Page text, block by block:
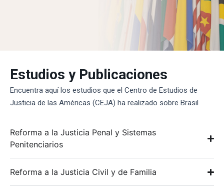
Estudios y Publicaciones
Encuentra aquí los estudios que el Centro de Estudios de
Justicia de las Américas (CEJA) ha realizado sobre Brasil
Reforma a la Justicia Penal y Sistemas
Penitenciarios
Reforma a la Justicia Civil y de Familia